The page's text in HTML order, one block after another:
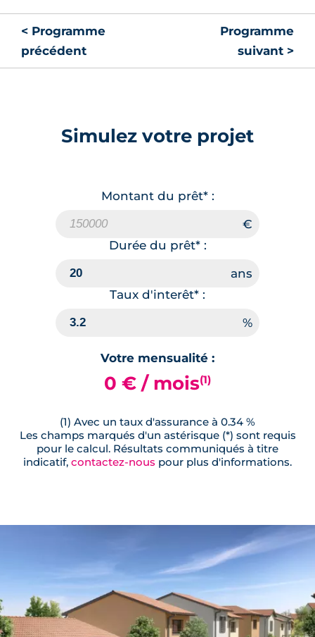
< Programme
précédent
Programme
suivant >
Simulez votre projet
Montant du prêt* :
Durée du prêt* :
Taux d'interêt* :
Votre mensualité :
0 € / mois(1)
(1) Avec un taux d'assurance à 0.34 %
Les champs marqués d'un astérisque (*) sont requis
pour le calcul. Résultats communiqués à titre
indicatif, contactez-nous pour plus d'informations.